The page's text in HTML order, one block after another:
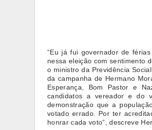
“Eu já fui governador de
nessa eleição com sentimento
o ministro da Previdência
da campanha de Hermano
Esperança, Bom Pastor e
candidatos a vereador e do
demonstração que a
votado errado. Por ter
honrar cada voto”, descreve